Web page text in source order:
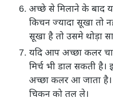
अच्छे से मिलाने के बाद यह भी देख लीजिये की कहीं
किचन ज्यादा सूखा तो
सूखा है तो उसमे थोड़ा
यदि आप अच्छा कलर चाहती है तो आप इसमें कश्मीरी
मिर्च भी डाल सकती
अच्छा कलर आ जाता
चिकन को तल ले।